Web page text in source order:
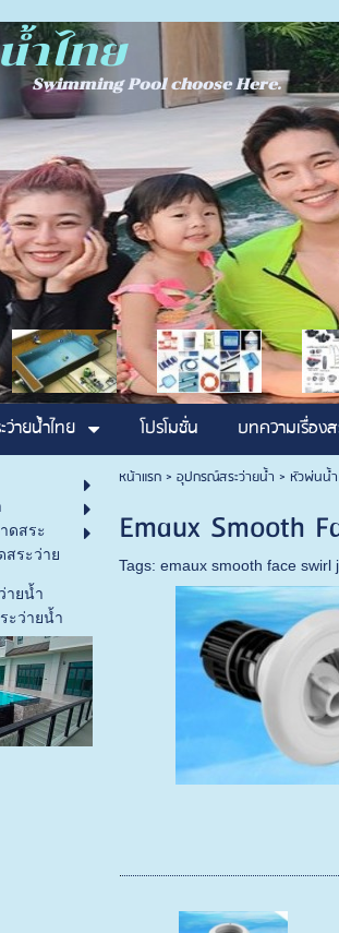
น้ำไทย
Pool
ว่ายน้ำไทย โปรโมชั่น บทความเรื่อง
ดสระ
สระว่าย
ายน้ำ
ะว่ายน้ำ
หน้าแรก> อุปกรณ์สระว่ายน้ำ > หัวพ่นน้ำ
Emaux Smooth
Tags:emaux smooth face swirl